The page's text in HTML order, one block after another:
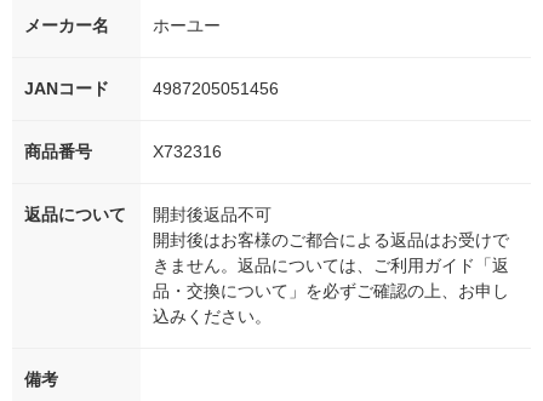
メーカー名 ホーユー
JANコード 4987205051456
商品番号 X732316
返品について
開封後返品不可
開封後はお客様のご都合による返品はお受けで
きません。返品については、ご利用ガイド「返
品・交換について」を必ずご確認の上、お申し
込みください。
備考